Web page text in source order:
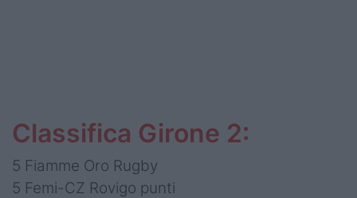
Classifica Girone 2:
5 Fiamme Oro Rugby
5 Femi-CZ Rovigo punti